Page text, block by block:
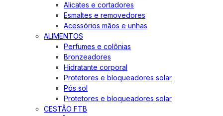
Alicates e cortadores
Esmaltes e removedores
Acessórios mãos e unhas
ALIMENTOS
Perfumes e colônias
Bronzeadores
Hidratante corporal
Protetores e bloqueadores solar
Pós sol
Protetores e bloqueadores solar
CESTÃO FTB